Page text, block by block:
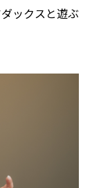
ックスと遊ぶ